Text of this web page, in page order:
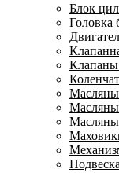
Блок
Головка
Клапаны